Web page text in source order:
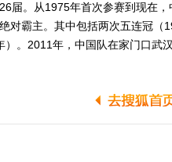
届。从1975年首次参赛到现在
对霸主。其中包括两次五连冠
。2011年，中国队在家门口武